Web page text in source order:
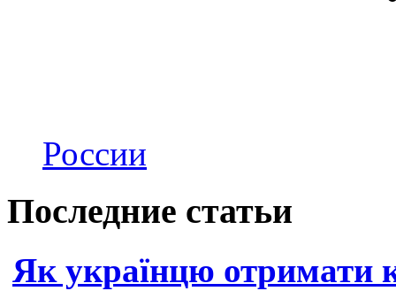
России
Последние статьи
Як українцю отримати